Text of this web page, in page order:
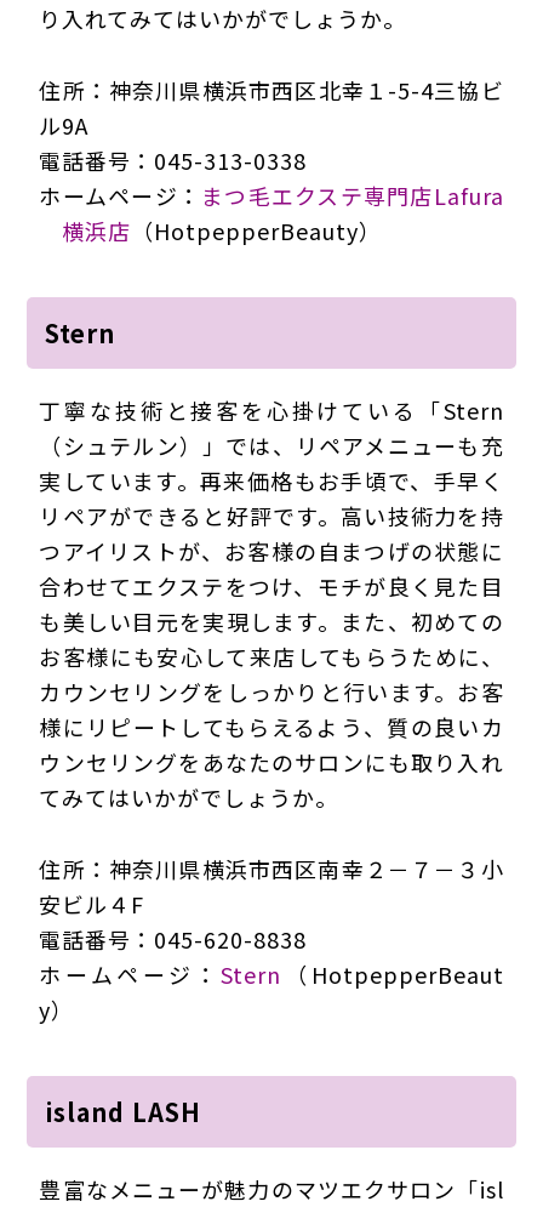
り入れてみてはいかがでしょうか。
住所：神奈川県横浜市西区北幸１-5-4三協ビ
ル9A
電話番号：045-313-0338
ホームページ： まつ毛エクステ専門店Lafura
横浜店 （HotpepperBeauty）
Stern
丁寧な技術と接客を心掛けている「Stern
（シュテルン）」では、リペアメニューも充
実しています。再来価格もお手頃で、手早く
リペアができると好評です。高い技術力を持
つアイリストが、お客様の自まつげの状態に
合わせてエクステをつけ、モチが良く見た目
も美しい目元を実現します。また、初めての
お客様にも安心して来店してもらうために、
カウンセリングをしっかりと行います。お客
様にリピートしてもらえるよう、質の良いカ
ウンセリングをあなたのサロンにも取り入れ
てみてはいかがでしょうか。
住所：神奈川県横浜市西区南幸２－７－３小
安ビル４F
電話番号：045-620-8838
ホームページ：Stern （HotpepperBeaut
y）
island LASH
豊富なメニューが魅力のマツエクサロン「isl